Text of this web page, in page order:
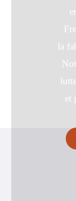
la
et